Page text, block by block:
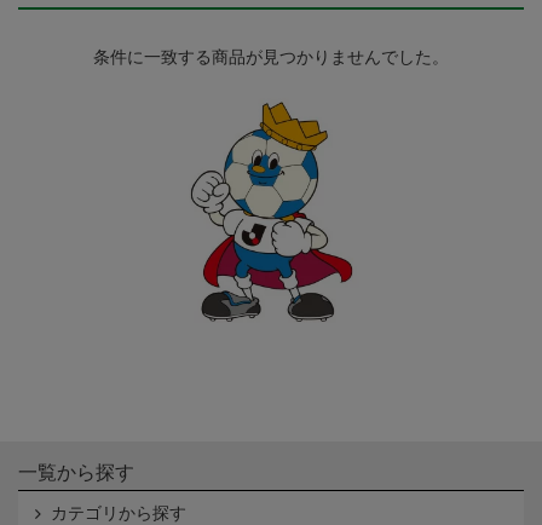
条件に一致する商品が見つかりませんでした。
一覧から探す
カテゴリから探す